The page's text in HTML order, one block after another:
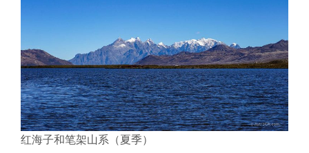
红海子和笔架山系（夏季）